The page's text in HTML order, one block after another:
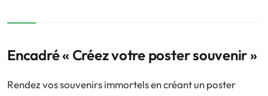
Encadré « Créez votre poster souvenir »
Rendez vos souvenirs immortels en créant un poster